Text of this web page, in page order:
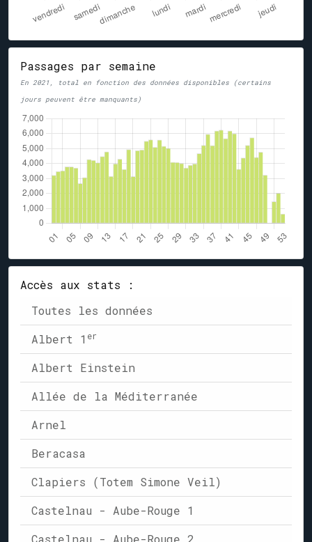
Passages par semaine
En 2021, total en fonction des données disponibles (certains
jours peuvent être manquants)
Accès aux stats :
Toutes les données
Albert 1 er
Albert Einstein
Allée de la Méditerranée
Arnel
Beracasa
Clapiers (Totem Simone Veil)
Castelnau - Aube-Rouge 1
Castelnau - Aube-Rouge 2